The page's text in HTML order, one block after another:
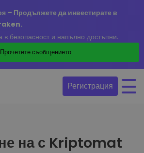
– Продължете да инвестирате в
в безопасност и напълно достъпни.
Прочетете съобщението
Регистрация
на с Kriptomat